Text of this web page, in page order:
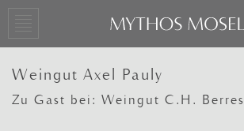
Weingut Axel Pauly
Zu Gast bei: Weingut C.H. Berres